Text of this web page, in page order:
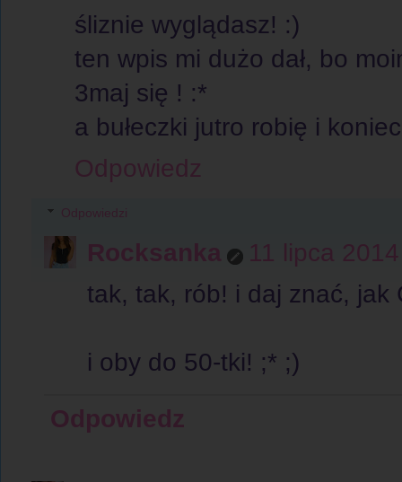
śliznie wyglądasz! :)
ten wpis mi dużo dał, bo
3maj się ! :*
a bułeczki jutro robię i
Odpowiedz
Odpowiedzi
Rocksanka
11 lipca
tak, tak, rób! i daj znać, jak
i oby do 50-tki! ;* ;)
Odpowiedz